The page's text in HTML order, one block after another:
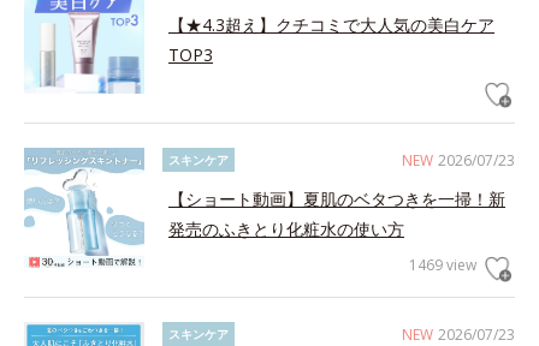
【★4.3超え】クチコミで大人気の美白ケア
TOP3
NEW 2026/07/23
スキンケア
【ショート動画】夏肌のベタつきを一掃！新
発売のふきとり化粧水の使い方
1469 view
NEW 2026/07/23
スキンケア